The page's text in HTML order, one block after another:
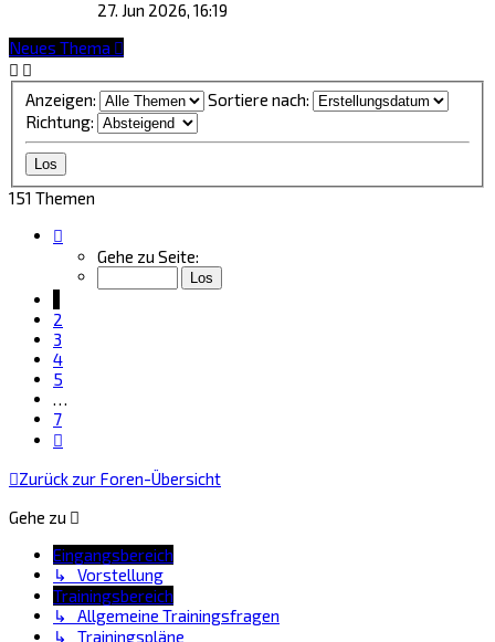
27. Jun 2026, 16:19
Neues Thema
Anzeigen:
Sortiere nach:
Richtung:
151 Themen
von
Gehe zu Seite:
2
3
4
5
…
7
Zurück zur Foren-Übersicht
Gehe zu
Eingangsbereich
↳ Vorstellung
Trainingsbereich
↳ Allgemeine Trainingsfragen
↳ Trainingspläne